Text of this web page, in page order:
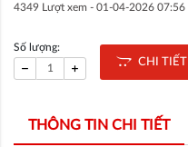
4349 Lượt xem - 01-04-2026 07:56
Số lượng:
CHI TIẾT
THÔNG TIN CHI TIẾT